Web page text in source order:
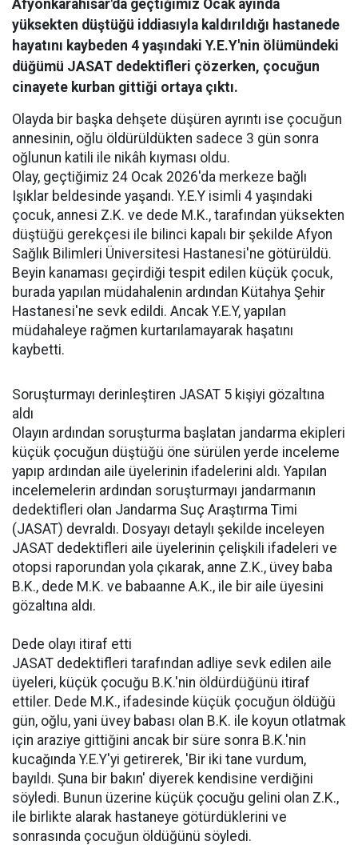
Afyonkarahisar'da geçtiğimiz Ocak ayında
yüksekten düştüğü iddiasıyla kaldırıldığı hastanede
hayatını kaybeden 4 yaşındaki Y.E.Y'nin ölümündeki
düğümü JASAT dedektifleri çözerken, çocuğun
cinayete kurban gittiği ortaya çıktı.
Olayda bir başka dehşete düşüren ayrıntı ise çocuğun
annesinin, oğlu öldürüldükten sadece 3 gün sonra
oğlunun katili ile nikâh kıyması oldu.
Olay, geçtiğimiz 24 Ocak 2026'da merkeze bağlı
Işıklar beldesinde yaşandı. Y.E.Y isimli 4 yaşındaki
çocuk, annesi Z.K. ve dede M.K., tarafından yüksekten
düştüğü gerekçesi ile bilinci kapalı bir şekilde Afyon
Sağlık Bilimleri Üniversitesi Hastanesi'ne götürüldü.
Beyin kanaması geçirdiği tespit edilen küçük çocuk,
burada yapılan müdahalenin ardından Kütahya Şehir
Hastanesi'ne sevk edildi. Ancak Y.E.Y, yapılan
müdahaleye rağmen kurtarılamayarak haşatını
kaybetti.
Soruşturmayı derinleştiren JASAT 5 kişiyi gözaltına
aldı
Olayın ardından soruşturma başlatan jandarma ekipleri
küçük çocuğun düştüğü öne sürülen yerde inceleme
yapıp ardından aile üyelerinin ifadelerini aldı. Yapılan
incelemelerin ardından soruşturmayı jandarmanın
dedektifleri olan Jandarma Suç Araştırma Timi
(JASAT) devraldı. Dosyayı detaylı şekilde inceleyen
JASAT dedektifleri aile üyelerinin çelişkili ifadeleri ve
otopsi raporundan yola çıkarak, anne Z.K., üvey baba
B.K., dede M.K. ve babaanne A.K., ile bir aile üyesini
gözaltına aldı.
Dede olayı itiraf etti
JASAT dedektifleri tarafından adliye sevk edilen aile
üyeleri, küçük çocuğu B.K.'nin öldürdüğünü itiraf
ettiler. Dede M.K., ifadesinde küçük çocuğun öldüğü
gün, oğlu, yani üvey babası olan B.K. ile koyun otlatmak
için araziye gittiğini ancak bir süre sonra B.K.'nin
kucağında Y.E.Y'yi getirerek, 'Bir iki tane vurdum,
bayıldı. Şuna bir bakın' diyerek kendisine verdiğini
söyledi. Bunun üzerine küçük çocuğu gelini olan Z.K.,
ile birlikte alarak hastaneye götürdüklerini ve
sonrasında çocuğun öldüğünü söyledi.